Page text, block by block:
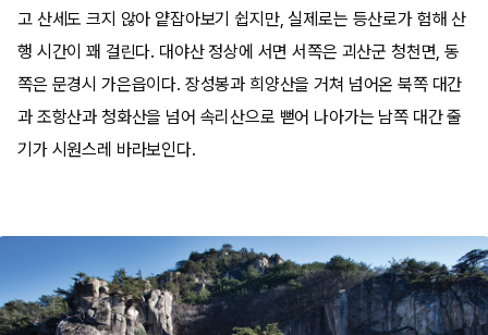
고 산세도 크지 않아 얕잡아보기 쉽지만, 실제로는 등산로가 험해 산
행 시간이 꽤 걸린다. 대야산 정상에 서면 서쪽은 괴산군 청천면, 동
쪽은 문경시 가은읍이다. 장성봉과 희양산을 거쳐 넘어온 북쪽 대간
과 조항산과 청화산을 넘어 속리산으로 뻗어 나아가는 남쪽 대간 줄
기가 시원스레 바라보인다.